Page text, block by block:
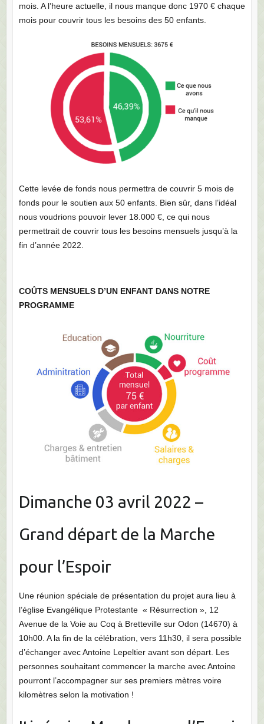
mois. A l’heure actuelle, il nous manque donc 1970 € chaque
mois pour couvrir tous les besoins des 50 enfants.
Cette levée de fonds nous permettra de couvrir 5 mois de
fonds pour le soutien aux 50 enfants. Bien sûr, dans l’idéal
nous voudrions pouvoir lever 18.000 €, ce qui nous
permettrait de couvrir tous les besoins mensuels jusqu’à la
fin d’année 2022.
COÛTS MENSUELS D’UN ENFANT DANS NOTRE
PROGRAMME
Dimanche 03 avril 2022 –
Grand départ de la Marche
pour l’Espoir
Une réunion spéciale de présentation du projet aura lieu à
l’église Evangélique Protestante « Résurrection », 12
Avenue de la Voie au Coq à Bretteville sur Odon (14670) à
10h00. A la fin de la célébration, vers 11h30, il sera possible
d’échanger avec Antoine Lepeltier avant son départ. Les
personnes souhaitant commencer la marche avec Antoine
pourront l’accompagner sur ses premiers mètres voire
kilomètres selon la motivation !